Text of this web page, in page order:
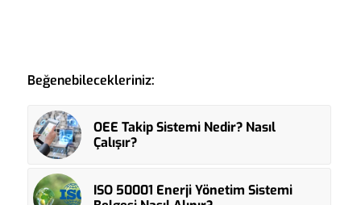
Beğenebilecekleriniz:
OEE Takip Sistemi Nedir? Nasıl
Çalışır?
ISO 50001 Enerji Yönetim Sistemi